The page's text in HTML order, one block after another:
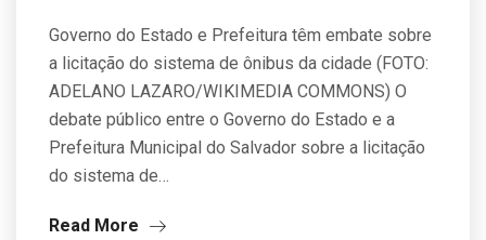
Governo do Estado e Prefeitura têm embate sobre
a licitação do sistema de ônibus da cidade (FOTO:
ADELANO LAZARO/WIKIMEDIA COMMONS) O
debate público entre o Governo do Estado e a
Prefeitura Municipal do Salvador sobre a licitação
do sistema de…
Read More